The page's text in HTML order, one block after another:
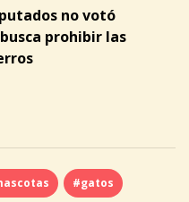
no votó
prohibir las
#gatos